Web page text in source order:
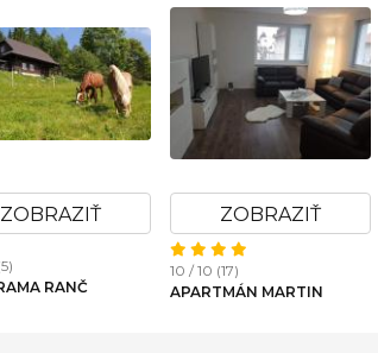
ZOBRAZIŤ
RANČ
ZOBRAZIŤ
10 / 10 (17)
APARTMÁN MARTIN